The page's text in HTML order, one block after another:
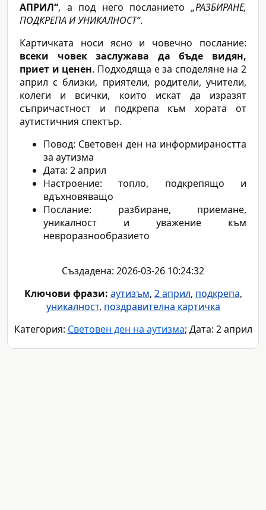
АПРИЛ“, а под него посланието „РАЗБИРАНЕ,
ПОДКРЕПА И УНИКАЛНОСТ“.
Картичката носи ясно и човечно послание:
всеки човек заслужава да бъде видян,
приет и ценен. Подходяща е за споделяне на 2
април с близки, приятели, родители, учители,
колеги и всички, които искат да изразят
съпричастност и подкрепа към хората от
аутистичния спектър.
Повод: Световен ден на информираността
за аутизма
Дата: 2 април
Настроение: топло, подкрепящо и
вдъхновяващо
Послание: разбиране, приемане,
уникалност и уважение към
невроразнообразието
Създадена: 2026-03-26 10:24:32
Ключови фрази: аутизъм, 2 април, подкрепа,
уникалност, поздравителна картичка
Категория: Световен ден на аутизма; Дата: 2 април